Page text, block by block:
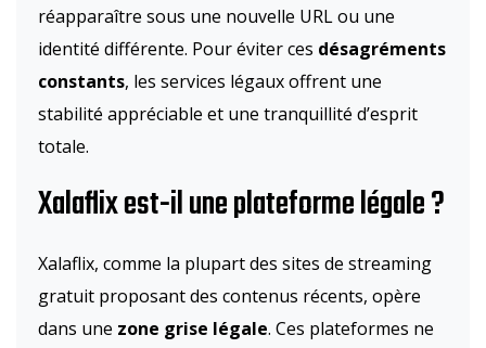
réapparaître sous une nouvelle URL ou une
identité différente. Pour éviter ces désagréments
constants, les services légaux offrent une
stabilité appréciable et une tranquillité d’esprit
totale.
Xalaflix est-il une plateforme légale ?
Xalaflix, comme la plupart des sites de streaming
gratuit proposant des contenus récents, opère
dans une zone grise légale. Ces plateformes ne